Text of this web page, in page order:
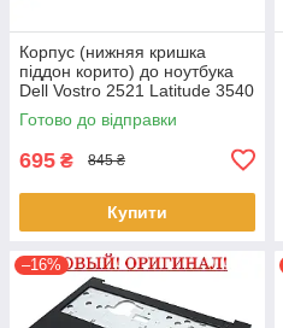
Корпус (нижняя кришка
піддон корито) до ноутбука
Dell Vostro 2521 Latitude 3540
(0YXMG9, AP0ZG000200)
Готово до відправки
695 ₴ 845 ₴
Купити
–16%